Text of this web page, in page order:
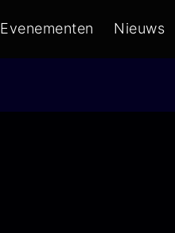
Evenementen Nieuws